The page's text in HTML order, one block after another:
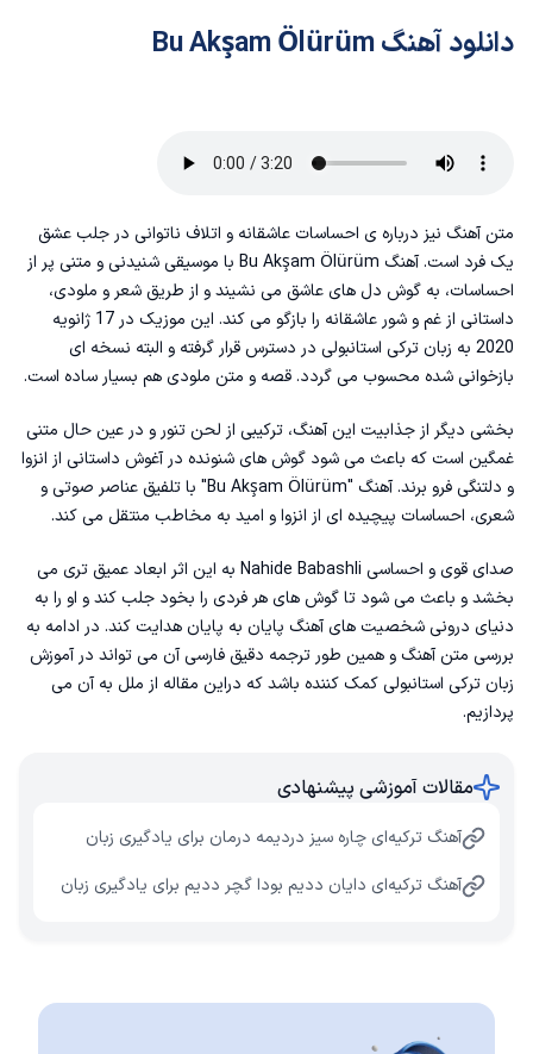
دانلود آهنگ Bu Akşam Ölürüm
متن آهنگ نیز درباره ی احساسات عاشقانه و اتلاف ناتوانی در جلب عشق
یک فرد است. آهنگ Bu Akşam Ölürüm با موسیقی شنیدنی و متنی پر از
احساسات، به گوش دل های عاشق می نشیند و از طریق شعر و ملودی،
داستانی از غم و شور عاشقانه را بازگو می کند. این موزیک در 17 ژانویه
2020 به زبان ترکی استانبولی در دسترس قرار گرفته و البته نسخه ای
بازخوانی شده محسوب می گردد. قصه و متن ملودی هم بسیار ساده است.
بخشی دیگر از جذابیت این آهنگ، ترکیبی از لحن تنور و در عین حال متنی
غمگین است که باعث می شود گوش های شنونده در آغوش داستانی از انزوا
و دلتنگی فرو برند. آهنگ "Bu Akşam Ölürüm" با تلفیق عناصر صوتی و
شعری، احساسات پیچیده ای از انزوا و امید به مخاطب منتقل می کند.
صدای قوی و احساسی Nahide Babashli به این اثر ابعاد عمیق تری می
بخشد و باعث می شود تا گوش های هر فردی را بخود جلب کند و او را به
دنیای درونی شخصیت های آهنگ پایان به پایان هدایت کند. در ادامه به
بررسی متن آهنگ و همین طور ترجمه دقیق فارسی آن می تواند درآموزش
زبان ترکی استانبولی کمک کننده باشد که دراین مقاله از ملل به آن می
پردازیم.
مقالات آموزشی پیشنهادی
آهنگ ترکیه‌ای چاره سیز دردیمه درمان برای یادگیری زبان
آهنگ ترکیه‌ای دایان ددیم بودا گچر ددیم برای یادگیری زبان